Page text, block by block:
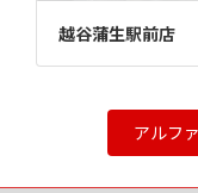
越谷蒲生駅前店
アルフ